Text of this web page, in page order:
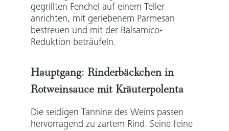
gegrillten Fenchel auf einem Teller
anrichten, mit geriebenem Parmesan
bestreuen und mit der Balsamico-
Reduktion beträufeln.
Hauptgang: Rinderbäckchen in
Rotweinsauce mit Kräuterpolenta
Die seidigen Tannine des Weins passen
hervorragend zu zartem Rind. Seine feine